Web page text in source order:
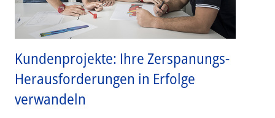
Kundenprojekte: Ihre Zerspanungs-
Herausforderungen in Erfolge
verwandeln